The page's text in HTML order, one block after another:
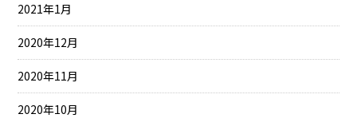
2021年1月
2020年12月
2020年11月
2020年10月